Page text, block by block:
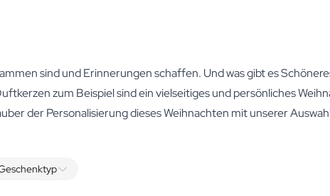
sind und Erinnerungen schaffen. Und was gibt es
zum Beispiel sind ein vielseitiges und persönliches
der Personalisierung dieses Weihnachten mit unserer